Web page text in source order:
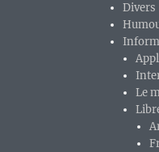
Divers
Le